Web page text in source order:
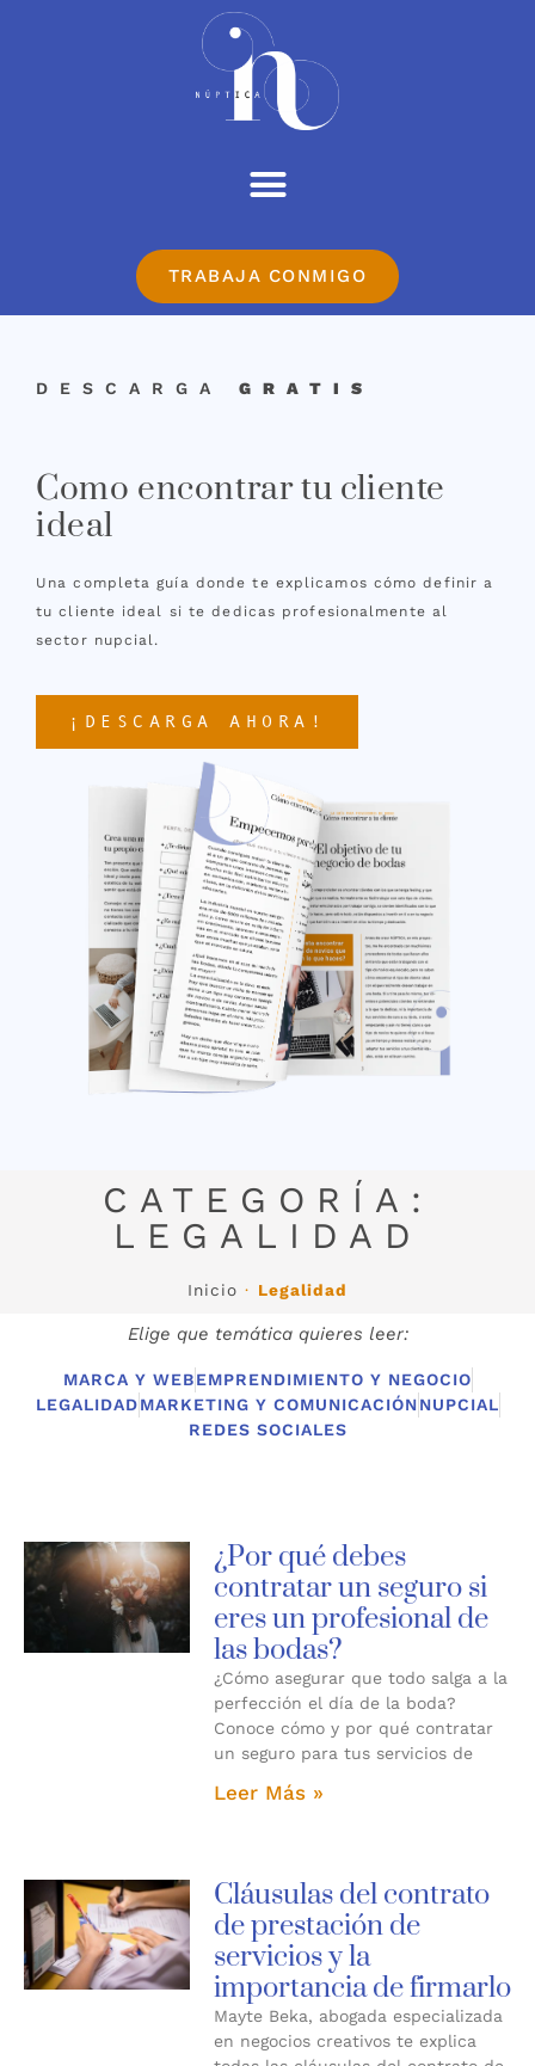
TRABAJA CONMIGO
DESCARGA GRATIS
Como encontrar tu cliente
ideal
Una completa guía donde te explicamos cómo definir a
tu cliente ideal si te dedicas profesionalmente al
sector nupcial.
¡DESCARGA AHORA!
CATEGORÍA:
LEGALIDAD
Inicio · Legalidad
Elige que temática quieres leer:
MARCA Y WEBEMPRENDIMIENTO Y NEGOCIO
LEGALIDADMARKETING Y COMUNICACIÓNNUPCIAL
REDES SOCIALES
¿Por qué debes
contratar un seguro si
eres un profesional de
las bodas?
¿Cómo asegurar que todo salga a la
perfección el día de la boda?
Conoce cómo y por qué contratar
un seguro para tus servicios de
Leer Más »
Cláusulas del contrato
de prestación de
servicios y la
importancia de firmarlo
Mayte Beka, abogada especializada
en negocios creativos te explica